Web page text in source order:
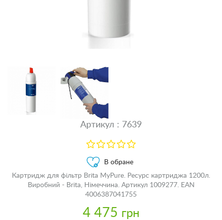
Артикул : 7639
В обране
Картридж для фільтр Brita MyPure. Ресурс картриджа 1200л.
Виробний - Brita, Німеччина. Артикул 1009277. EAN
4006387041755
4 475 грн